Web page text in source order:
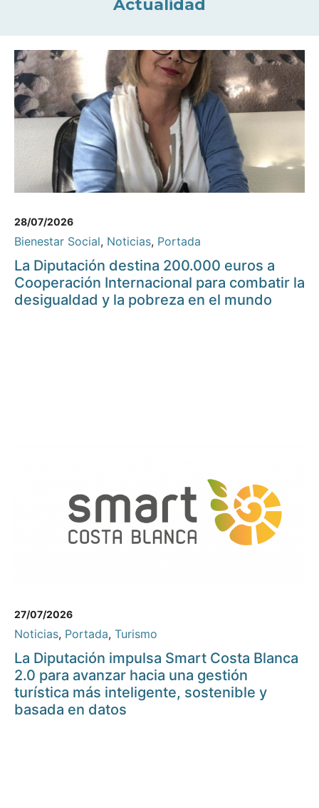
Actualidad
28/07/2026
Bienestar Social, Noticias, Portada
La Diputación destina 200.000 euros a
Cooperación Internacional para combatir la
desigualdad y la pobreza en el mundo
27/07/2026
Noticias, Portada, Turismo
La Diputación impulsa Smart Costa Blanca
2.0 para avanzar hacia una gestión
turística más inteligente, sostenible y
basada en datos